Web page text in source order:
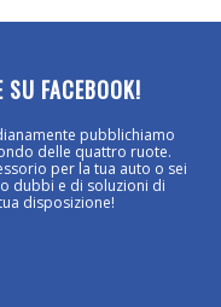
FACEBOOK!
pubblichiamo
delle quattro ruote.
per la tua auto o sei
dubbi e di soluzioni di
disposizione!